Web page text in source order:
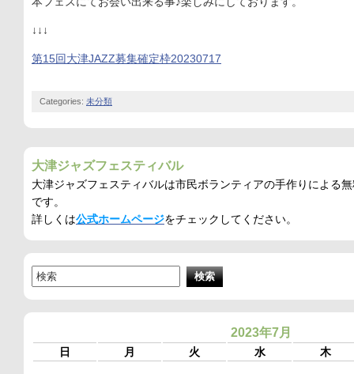
↓↓↓
第15回大津JAZZ募集確定枠20230717
Categories: 未分類
大津ジャズフェスティバル
大津ジャズフェスティバルは市民ボランティアの手作りによる
です。
詳しくは公式ホームページをチェックしてください。
2023年7月
日 月 火 水 木